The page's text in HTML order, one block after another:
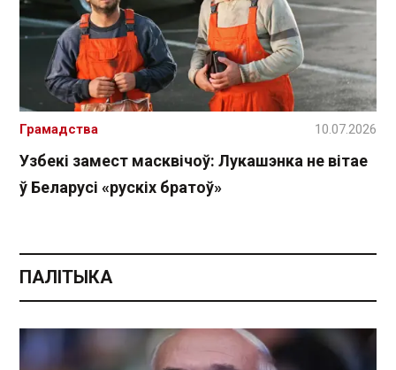
Узбекі замест масквічоў: Лукашэнка не вітае
ў Беларусі «рускіх братоў»
Грамадства 10.07.2026
ПАЛІТЫКА